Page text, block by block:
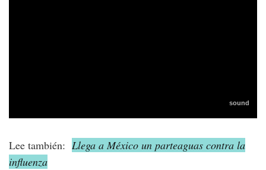
Lee también: Llega a México un parteaguas contra la
influenza